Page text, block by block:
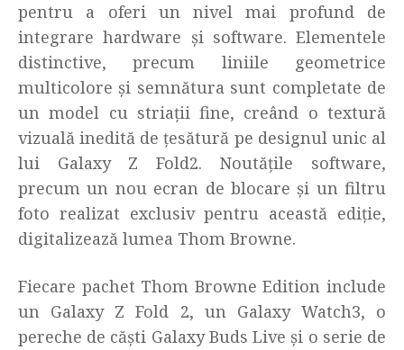
pentru a oferi un nivel mai profund de
integrare hardware și software. Elementele
distinctive, precum liniile geometrice
multicolore și semnătura sunt completate de
un model cu striații fine, creând o textură
vizuală inedită de țesătură pe designul unic al
lui Galaxy Z Fold2. Noutățile software,
precum un nou ecran de blocare și un filtru
foto realizat exclusiv pentru această ediție,
digitalizează lumea Thom Browne.
Fiecare pachet Thom Browne Edition include
un Galaxy Z Fold 2, un Galaxy Watch3, o
pereche de căști Galaxy Buds Live și o serie de